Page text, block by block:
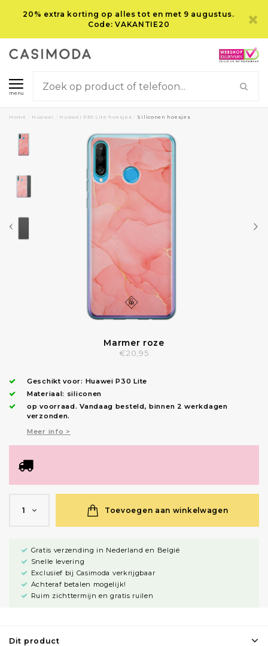
20% extra korting op alles tot en met 9 augustus.
Code: VAKANTIE20
menu
Home Huawei Huawei P30 Lite hoesjes Siliconen hoesjes
Marmer roze
€20,95
Geschikt voor: Huawei P30 Lite
Materiaal: siliconen
op voorraad.Vandaag besteld, binnen 2 werkdagen
verzonden.
Meer info >
1 Toevoegen aan winkelwagen
Gratis verzending in Nederland en België
Snelle levering
Exclusief bij Casimoda verkrijgbaar
Achteraf betalen mogelijk!
Ruim zichttermijn en gratis ruilen
Dit product